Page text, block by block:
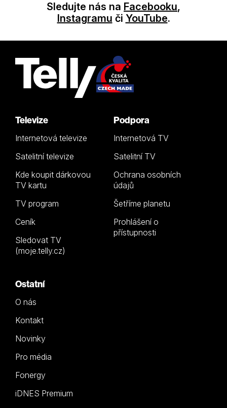
Sledujte nás na Facebooku,
Instagramu či YouTube.
Televize
Internetová televize
Satelitní televize
Kde koupit dárkovou
TV kartu
TV program
Ceník
Sledovat TV
(moje.telly.cz)
Podpora
Internetová TV
Satelitní TV
Ochrana osobních
údajů
Šetříme planetu
Prohlášení o
přístupnosti
Ostatní
O nás
Kontakt
Novinky
Pro média
Fonergy
iDNES Premium